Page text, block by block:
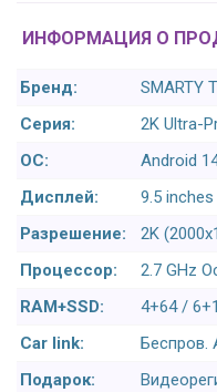
ИНФОРМАЦИЯ О
Бренд:
SMARTY
Серия:
2K Ultra-
ОС:
Android
Дисплей:
9.5 inches
Разрешение:
2K
Процессор:
2.7 GHz
RAM+SSD:
4+64 /
Car link:
Беспров.
Подарок: